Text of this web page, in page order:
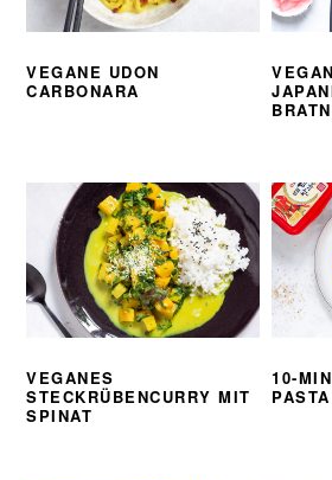
VEGANE UDON
CARBONARA
VEGANES
STECKRÜBENCURRY MIT
SPINAT
10-